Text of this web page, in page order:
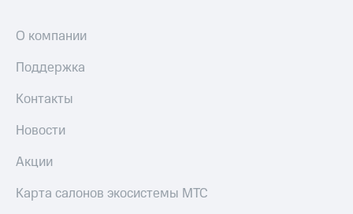
О компании
Поддержка
Контакты
Новости
Акции
Карта салонов экосистемы МТС